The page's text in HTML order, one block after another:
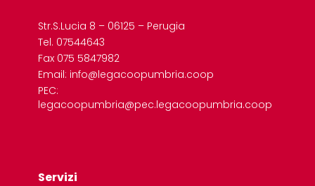
Str.S.Lucia 8 – 06125 – Perugia
Tel. 07544643
Fax 075 5847982
Email: info@legacoopumbria.coop
PEC:
legacoopumbria@pec.legacoopumbria.coop
Servizi